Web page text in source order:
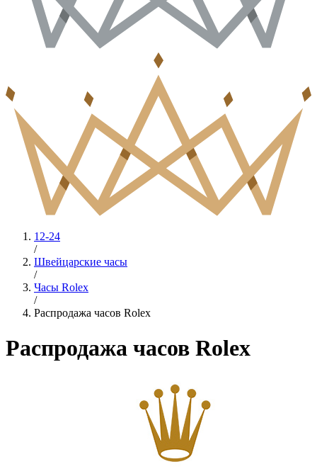
12-24
/
Швейцарские часы
/
Часы Rolex
/
Распродажа часов Rolex
Распродажа часов Rolex